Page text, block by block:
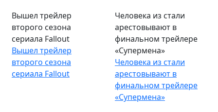
Вышел трейлер
второго сезона
сериала Fallout
Вышел трейлер
второго сезона
сериала Fallout
Человека из стали
арестовывают в
финальном трейлере
«Супермена»
Человека из стали
арестовывают в
финальном трейлере
«Супермена»